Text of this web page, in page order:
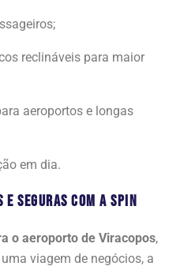
reclináveis para maior
aeroportos e longas
em dia.
Seguras com a Spin
o aeroporto de Viracopos,
viagem de negócios, a